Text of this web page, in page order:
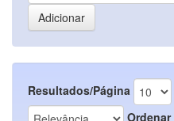
Resultados/Página
Ordenar